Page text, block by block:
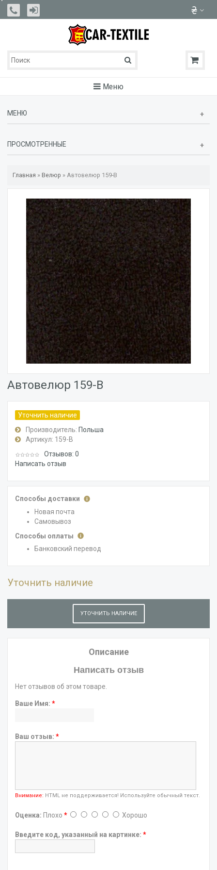
Меню
МЕНЮ
ПРОСМОТРЕННЫЕ
Главная » Велюр » Автовелюр 159-В
Автовелюр 159-В
Уточнить наличие
Производитель: Польша
Артикул: 159-В
Отзывов: 0
Написать отзыв
Способы доставки
Новая почта
Самовывоз
Способы оплаты
Банковский перевод
Уточнить наличие
УТОЧНИТЬ НАЛИЧИЕ
Описание
Написать отзыв
Нет отзывов об этом товаре.
Ваше Имя: *
Ваш отзыв: *
Внимание: HTML не поддерживается! Используйте обычный текст.
Оценка: Плохо * Хорошо
Введите код, указанный на картинке: *